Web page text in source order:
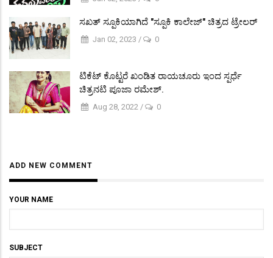
ಸಖತ್ ಸ್ಪೂಕಿಯಾಗಿದೆ "ಸ್ಪೂಕಿ ಕಾಲೇಜ್" ಚಿತ್ರದ ಟ್ರೇಲರ್
Jan 02, 2023 / 0
ಟಿಕೆಟ್ ಕೊಟ್ಟರೆ ಖಂಡಿತ ರಾಯಚೂರು ಇಂದ ಸ್ಪರ್ಧೆ
ಚಿತ್ರನಟಿ ಪೂಜಾ ರಮೇಶ್.
Aug 28, 2022 / 0
ADD NEW COMMENT
YOUR NAME
SUBJECT